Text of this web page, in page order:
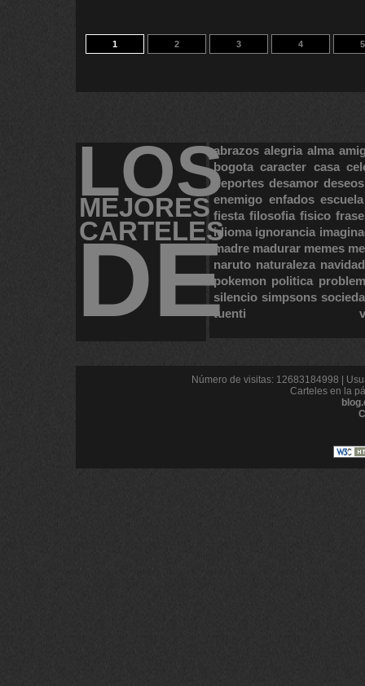
1 2 3 4 5
LOS
MEJORES
CARTELES
DE
abrazos alegria alma
bogota caracter casa
deportes desamor deseos
enemigo enfados escuela
fiesta filosofia fisico
idioma ignorancia
madre madurar memes
naruto naturaleza navidad
pokemon politica
silencio simpsons
tuenti
Número de visitas: 12683184998 |
Carteles en la